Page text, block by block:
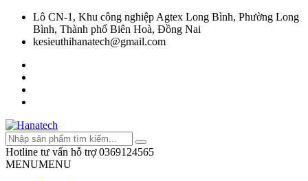
Lô CN-1, Khu công nghiệp Agtex Long Bình, Phường Long
Bình, Thành phố Biên Hoà, Đồng Nai
kesieuthihanatech@gmail.com
Hotline tư vấn hỗ trợ 0369124565
MENUMENU